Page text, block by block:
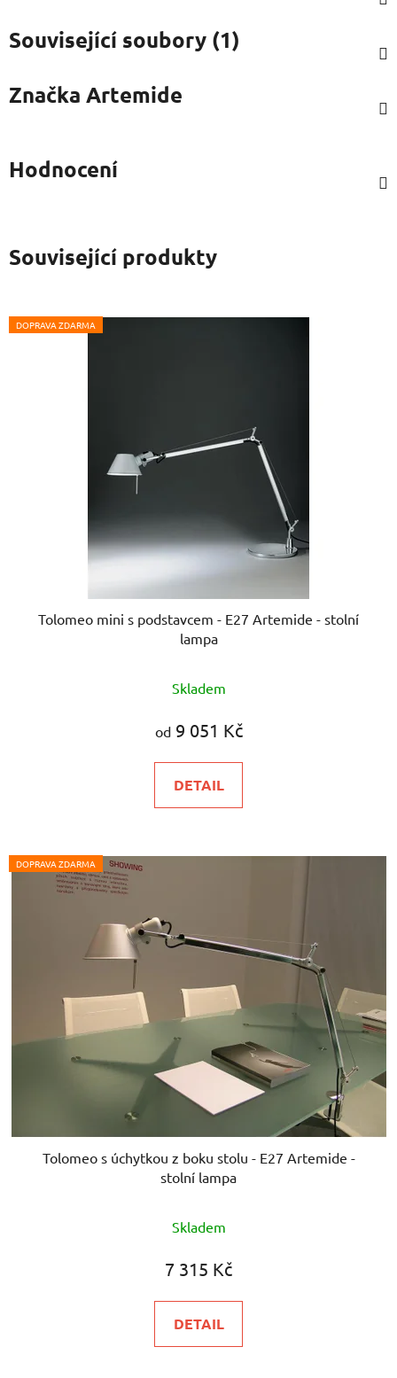
Související soubory (1)
Značka Artemide
Hodnocení
Související produkty
DOPRAVA ZDARMA
Tolomeo mini s podstavcem - E27 Artemide - stolní
lampa
hodnocení
produktu
5,0
z
Skladem
od9 051 Kč
DETAIL
DOPRAVA ZDARMA
Tolomeo s úchytkou z boku stolu - E27 Artemide -
stolní lampa
Skladem
7 315 Kč
DETAIL